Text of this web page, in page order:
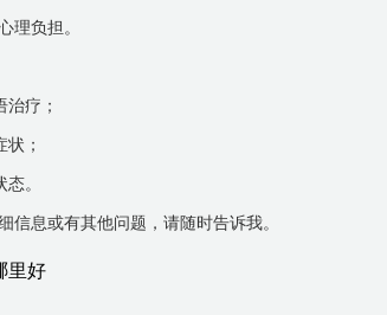
理负担。
疗；
；
。
信息或有其他问题，请随时告诉我。
里好